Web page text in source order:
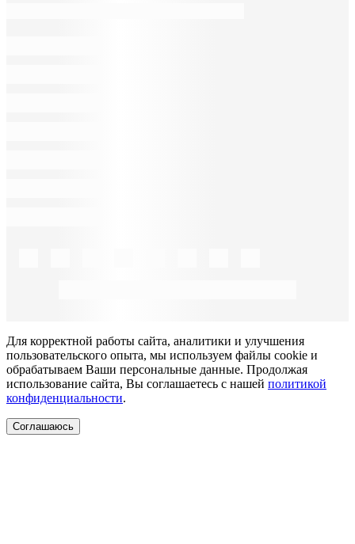
Для корректной работы сайта, аналитики и улучшения
пользовательского опыта, мы используем файлы cookie и
обрабатываем Ваши персональные данные. Продолжая
использование сайта, Вы соглашаетесь с нашей политикой
конфиденциальности.
Соглашаюсь